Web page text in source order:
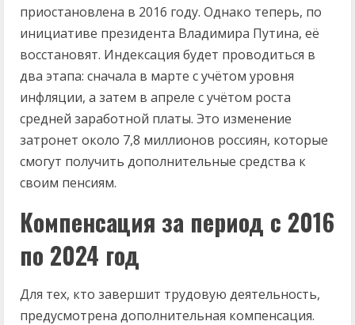
приостановлена в 2016 году. Однако теперь, по
инициативе президента Владимира Путина, её
восстановят. Индексация будет проводиться в
два этапа: сначала в марте с учётом уровня
инфляции, а затем в апреле с учётом роста
средней заработной платы. Это изменение
затронет около 7,8 миллионов россиян, которые
смогут получить дополнительные средства к
своим пенсиям.
Компенсация за период с 2016
по 2024 год
Для тех, кто завершит трудовую деятельность,
предусмотрена дополнительная компенсация.